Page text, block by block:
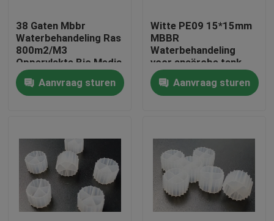
Kwaliteitscontrole
Contacteer ons
bloggen
Verzoek om een Citaat
MBBR-filtermedia
De biomedia van MBBR
38 Gaten Mbbr
Waterbehandeling Ras
800m2/M3
Oppervlakte Bio Media
Aanvraag sturen
Witte PE09 15*15mm
MBBR
Waterbehandeling
voor anaërobe tank
Aanvraag sturen